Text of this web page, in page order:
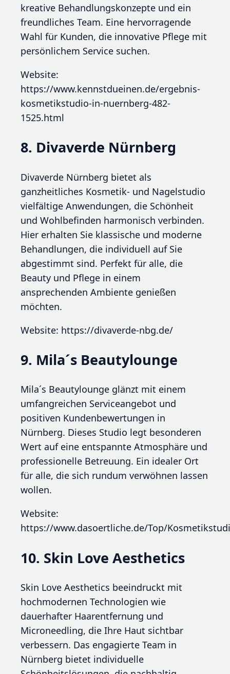
kreative Behandlungskonzepte und ein
freundliches Team. Eine hervorragende
Wahl für Kunden, die innovative Pflege mit
persönlichem Service suchen.
Website:
https://www.kennstdueinen.de/ergebnis-
kosmetikstudio-in-nuernberg-482-
1525.html
8. Divaverde Nürnberg
Divaverde Nürnberg bietet als
ganzheitliches Kosmetik- und Nagelstudio
vielfältige Anwendungen, die Schönheit
und Wohlbefinden harmonisch verbinden.
Hier erhalten Sie klassische und moderne
Behandlungen, die individuell auf Sie
abgestimmt sind. Perfekt für alle, die
Beauty und Pflege in einem
ansprechenden Ambiente genießen
möchten.
Website: https://divaverde-nbg.de/
9. Mila´s Beautylounge
Mila´s Beautylounge glänzt mit einem
umfangreichen Serviceangebot und
positiven Kundenbewertungen in
Nürnberg. Dieses Studio legt besonderen
Wert auf eine entspannte Atmosphäre und
professionelle Betreuung. Ein idealer Ort
für alle, die sich rundum verwöhnen lassen
wollen.
Website:
https://www.dasoertliche.de/Top/
10. Skin Love Aesthetics
Skin Love Aesthetics beeindruckt mit
hochmodernen Technologien wie
dauerhafter Haarentfernung und
Microneedling, die Ihre Haut sichtbar
verbessern. Das engagierte Team in
Nürnberg bietet individuelle